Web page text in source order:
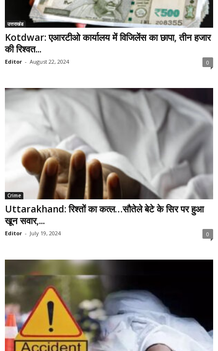
उत्तराखंड
Kotdwar: एआरटीओ कार्यालय में विजिलेंस का छापा, तीन हजार
की रिश्वत...
Editor - August 22, 2024 0
Crime
Uttarakhand: रिश्तों का कत्ल…सौतेले बेटे के सिर पर हुआ
खून सवार,...
Editor - July 19, 2024 0